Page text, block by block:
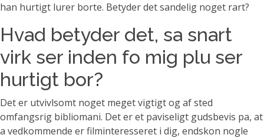
han hurtigt lurer borte. Betyder det sandelig noget rart?
Hvad betyder det, sa snart
virk ser inden fo mig plu ser
hurtigt bor?
Det er utvivlsomt noget meget vigtigt og af sted
omfangsrig bibliomani. Det er et paviseligt gudsbevis pa, at
a vedkommende er filminteresseret i dig, endskon nogle